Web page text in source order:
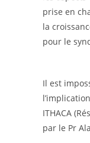
prise en
la
pour le
Il est
ITHACA
par le Pr